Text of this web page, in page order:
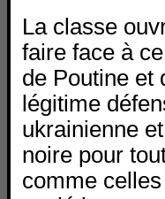
La classe
faire face à
de Poutine et
légitime
ukrainienne
noire pour
comme